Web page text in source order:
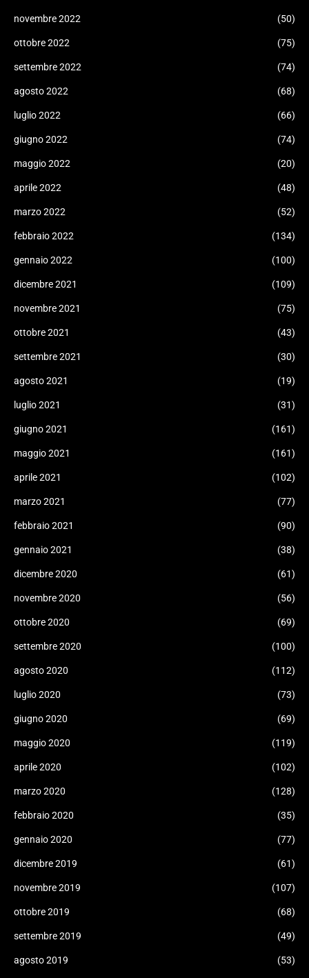
novembre 2022 (50)
ottobre 2022 (75)
settembre 2022 (74)
agosto 2022 (68)
luglio 2022 (66)
giugno 2022 (74)
maggio 2022 (20)
aprile 2022 (48)
marzo 2022 (52)
febbraio 2022 (134)
gennaio 2022 (100)
dicembre 2021 (109)
novembre 2021 (75)
ottobre 2021 (43)
settembre 2021 (30)
agosto 2021 (19)
luglio 2021 (31)
giugno 2021 (161)
maggio 2021 (161)
aprile 2021 (102)
marzo 2021 (77)
febbraio 2021 (90)
gennaio 2021 (38)
dicembre 2020 (61)
novembre 2020 (56)
ottobre 2020 (69)
settembre 2020 (100)
agosto 2020 (112)
luglio 2020 (73)
giugno 2020 (69)
maggio 2020 (119)
aprile 2020 (102)
marzo 2020 (128)
febbraio 2020 (35)
gennaio 2020 (77)
dicembre 2019 (61)
novembre 2019 (107)
ottobre 2019 (68)
settembre 2019 (49)
agosto 2019 (53)